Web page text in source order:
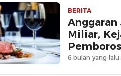
BERITA
Anggaran
Miliar,
6 bulan yang lalu